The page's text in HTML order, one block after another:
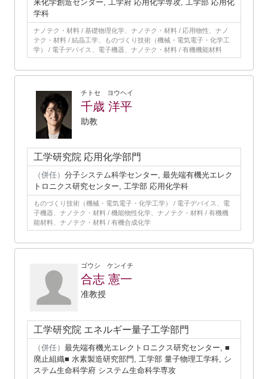
来化学創造センター, 工学府 応用化学専攻, 工学部 応用化
学科
ナノテク・材料 / 基礎物理化学、ナノテク・材料 / 応用物性、ナノ
テク・材料 / 結晶工学、ものづくり技術（機械・電気電子・化学工
学） / 電子デバイス、電子機器、ナノテク・材料 / 有機機能材料
チトセ ヨウヘイ
千歳 洋平
助教
工学研究院 応用化学部門
（併任） 分子システム科学センター, 最先端有機光エレク
トロニクス研究センター, 工学部 応用化学科
ものづくり技術（機械・電気電子・化学工学） / 電子デバイス、電
子機器、ナノテク・材料 / 機能物性化学、ナノテク・材料 / 有機機
能材料、ナノテク・材料 / 有機合成化学
ゴウシ ケンイチ
合志 憲一
准教授
工学研究院 エネルギー量子工学部門
（併任） 最先端有機光エレクトロニクス研究センター, ■
廃止組織■ 水素製造研究部門, 工学部 量子物理工学科, シ
ステム生命科学府 システム生命科学専攻